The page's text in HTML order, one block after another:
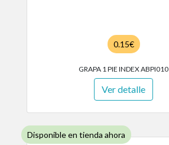
0.15€
GRAPA 1 PIE INDEX ABPI010
Ver detalle
Disponible en tienda ahora